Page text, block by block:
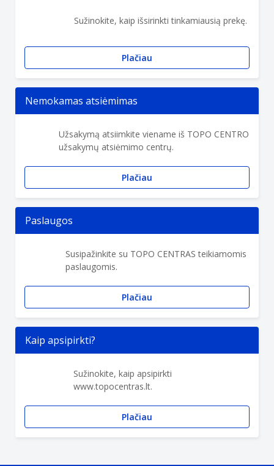
Sužinokite, kaip išsirinkti tinkamiausią prekę.
Plačiau
Nemokamas atsiėmimas
Užsakymą atsiimkite viename iš TOPO CENTRO
užsakymų atsiėmimo centrų.
Plačiau
Paslaugos
Susipažinkite su TOPO CENTRAS teikiamomis
paslaugomis.
Plačiau
Kaip apsipirkti?
Sužinokite, kaip apsipirkti
www.topocentras.lt.
Plačiau